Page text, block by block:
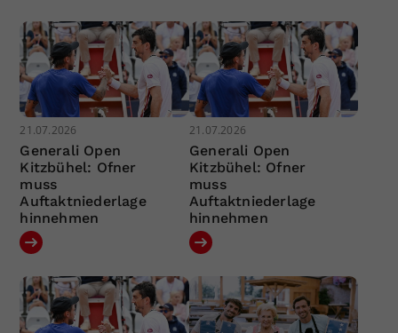
21.07.2026
Generali Open
Kitzbühel: Ofner
muss
Auftaktniederlage
hinnehmen
21.07.2026
Generali Open
Kitzbühel: Ofner
muss
Auftaktniederlage
hinnehmen